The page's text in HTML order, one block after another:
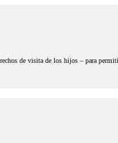
de visita de los hijos – para